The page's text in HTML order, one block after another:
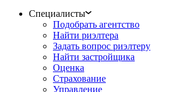
Специалисты
Подобрать агентство
Найти риэлтера
Задать вопрос риэлтеру
Найти застройщика
Оценка
Страхование
Управление